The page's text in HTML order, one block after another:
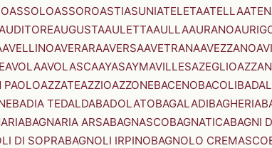
ASSOLOASSOROASTIASUNIATELETAATELLA
AUGUSTAAULETTAAULLAAURANO
AVELLINOAVERARAAVERSAAVETRANAAVEZZANO
AVOLAAVOLASCAAYASAYMAVILLESAZEGLIO
PAOLOAZZATEAZZIOAZZONEBACENOBACOLI
BADIA TEDALDABADOLATOBAGALADIBAGHERIA
BAGNARIA ARSABAGNASCOBAGNATICABAGNI
DI SOPRABAGNOLI IRPINOBAGNOLO CREMASCO